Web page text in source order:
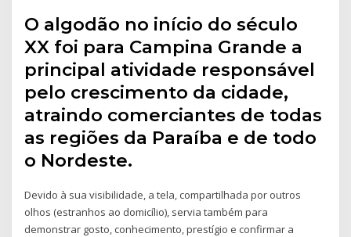
O algodão no início do século
XX foi para Campina Grande a
principal atividade responsável
pelo crescimento da cidade,
atraindo comerciantes de todas
as regiões da Paraíba e de todo
o Nordeste.
Devido à sua visibilidade, a tela, compartilhada por outros
olhos (estranhos ao domicílio), servia também para
demonstrar gosto, conhecimento, prestígio e confirmar a